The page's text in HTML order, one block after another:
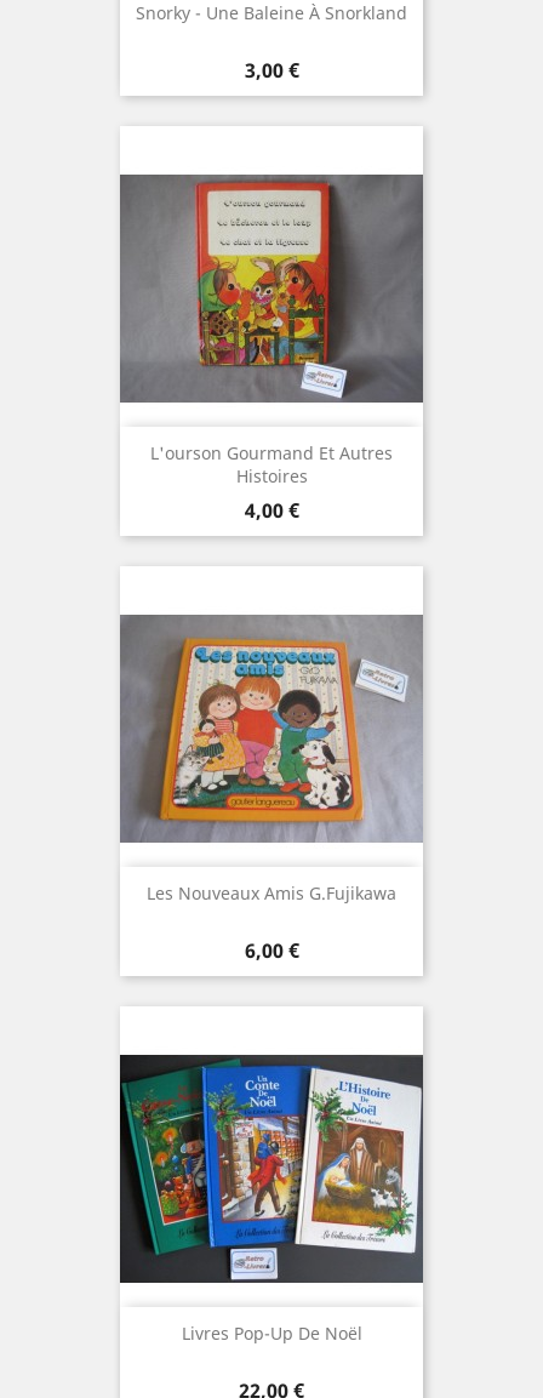
Snorky - Une Baleine À Snorkland
Prix
3,00 €
L'ourson Gourmand Et Autres
Histoires
Prix
4,00 €
Les Nouveaux Amis G.Fujikawa
Prix
6,00 €
Livres Pop-Up De Noël
Prix
22,00 €